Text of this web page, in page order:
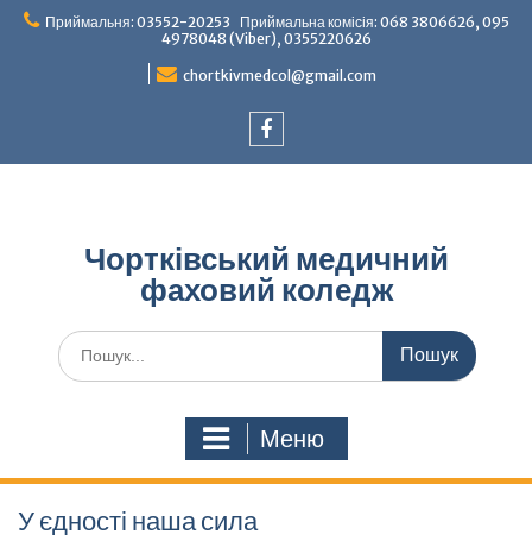
ПерейтиПриймальня: 03552-20253 Приймальна комісія: 068 3806626, 095
4978048 (Viber), 0355220626
chortkivmedcol@gmail.com
Чортківський медичний
фаховий коледж
Шукати:
Меню
У єдності наша сила